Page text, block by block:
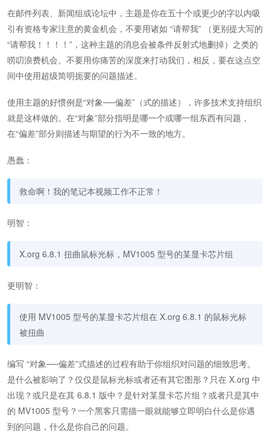
在邮件列表、新闻组或论坛中，主题是你在五十个或更少的字以内吸
引有资格专家注意的黄金机会，不要用诸如 “请帮我” （更别提大写的
“请帮我！！！！”，这种主题的消息会被条件反射式地删掉）之类的
唠叨浪费机会。不要用你痛苦的深度来打动我们，相反，要在这点空
间中使用超级简明扼要的问题描述。
使用主题的好惯例是“对象──偏差”（式的描述），许多技术支持组织
就是这样做的。在“对象”部分指明是哪一个或哪一组东西有问题，
在“偏差”部分则描述与期望的行为不一致的地方。
愚蠢：
救命啊！我的笔记本视频工作不正常！
明智：
X.org 6.8.1 扭曲鼠标光标，MV1005 型号的某显卡芯片组
更明智：
使用 MV1005 型号的某显卡芯片组在 X.org 6.8.1 的鼠标光标
被扭曲
编写 “对象──偏差”式描述的过程有助于你组织对问题的细致思考。
是什么被影响了？仅仅是鼠标光标或者还有其它图形？只在 X.org 中
出现？或只是在其 6.8.1 版中？是针对某显卡芯片组？或者只是其中
的 MV1005 型号？一个黑客只需描一眼就能够立即明白什么是你遇
到的问题，什么是你自己的问题。